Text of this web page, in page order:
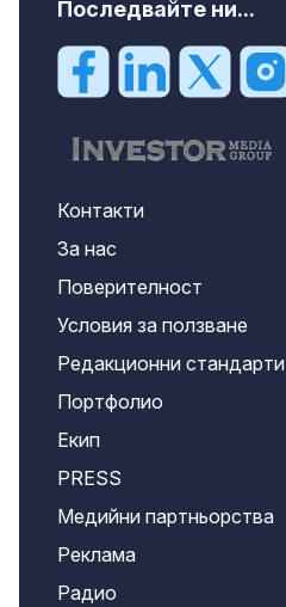
Последвайте ни...
Контакти
За нас
Поверителност
Условия за ползване
Редакционни стандарти
Портфолио
Екип
PRESS
Медийни партньорства
Реклама
Радио